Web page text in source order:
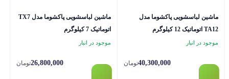
ماشین لباسشویی پاکشوما مدل
TA12 اتوماتیک 12 کیلوگرم
موجود در انبار
40,300,000تومان
ماشین لباسشویی پاکشوما مدل TX7
اتوماتیک 7 کیلوگرم
موجود در انبار
26,800,000تومان